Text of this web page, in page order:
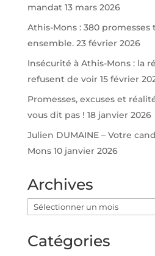
mandat 13 mars 2026
Athis-Mons : 380 promesses
ensemble. 23 février 2026
Insécurité à Athis-Mons : la
refusent de voir 15 février
Promesses, excuses et
vous dit pas ! 18 janvier 2026
Julien DUMAINE – Votre
Mons 10 janvier 2026
Archives
Archives
Catégories